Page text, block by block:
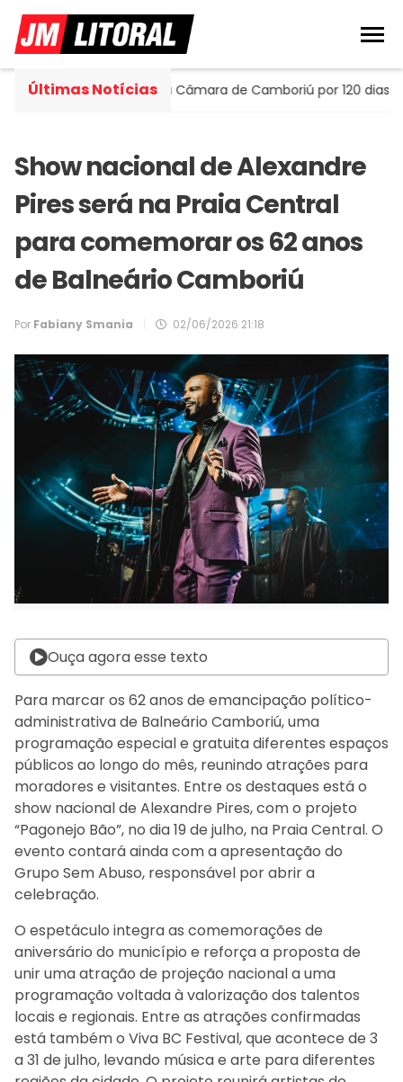
Últimas Notícias
cadeira na Câmara de Camboriú por 120 dias
Show nacional de Alexandre
Pires será na Praia Central
para comemorar os 62 anos
de Balneário Camboriú
Por Fabiany Smania 02/06/2026 21:18
Ouça agora esse texto
Para marcar os 62 anos de emancipação político-
administrativa de Balneário Camboriú, uma
programação especial e gratuita diferentes espaços
públicos ao longo do mês, reunindo atrações para
moradores e visitantes. Entre os destaques está o
show nacional de Alexandre Pires, com o projeto
“Pagonejo Bão”, no dia 19 de julho, na Praia Central. O
evento contará ainda com a apresentação do
Grupo Sem Abuso, responsável por abrir a
celebração.
O espetáculo integra as comemorações de
aniversário do município e reforça a proposta de
unir uma atração de projeção nacional a uma
programação voltada à valorização dos talentos
locais e regionais. Entre as atrações confirmadas
está também o Viva BC Festival, que acontece de 3
a 31 de julho, levando música e arte para diferentes